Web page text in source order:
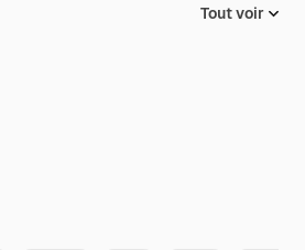
Tout voir